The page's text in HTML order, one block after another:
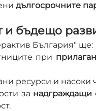
дългосрочните
и бъдещо
България“ ще:
при
ресурси и
за надграждащи